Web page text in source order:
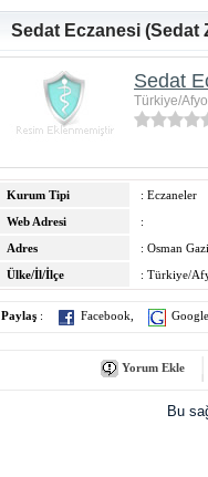
Sedat Eczanesi (Sedat
Sedat
Türkiye/
Kurum Tipi
: Eczaneler
Web Adresi
:
Adres
: Osman
Ülke/İl/İlçe
: Türkiye/
Paylaş : Facebook Google
Yorum Ekle
Bu